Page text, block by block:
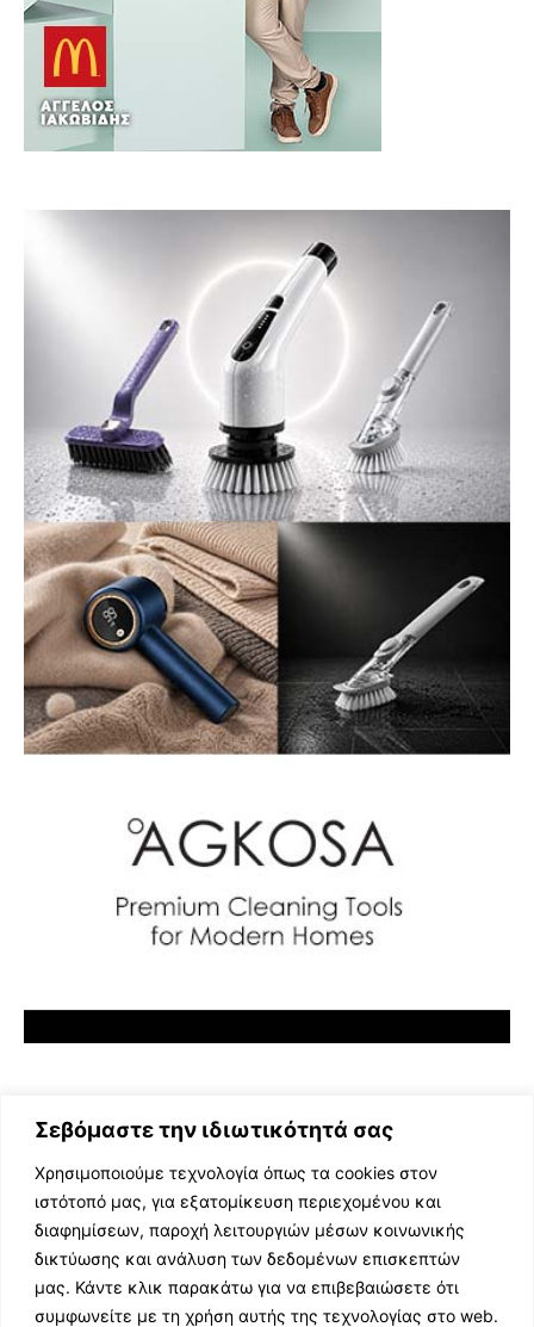
Σεβόμαστε την ιδιωτικότητά σας
Χρησιμοποιούμε τεχνολογία όπως τα cookies στον
ιστότοπό μας, για εξατομίκευση περιεχομένου και
διαφημίσεων, παροχή λειτουργιών μέσων κοινωνικής
δικτύωσης και ανάλυση των δεδομένων επισκεπτών
μας. Κάντε κλικ παρακάτω για να επιβεβαιώσετε ότι
συμφωνείτε με τη χρήση αυτής της τεχνολογίας στο web.
ΕΛΛΗΝΙΚΗ ΜΟΥΣΙΚΗ
TV SHOWS
EVENTS